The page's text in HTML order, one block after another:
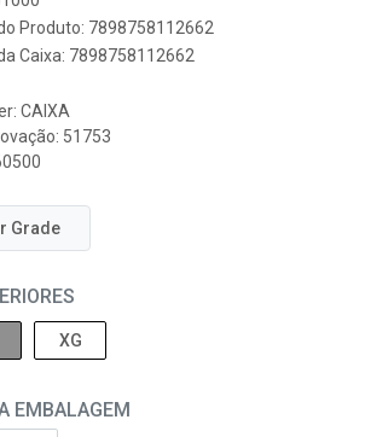
Produto: 7898758112662
Caixa: 7898758112662
CAIXA
51753
Grade
XG
EMBALAGEM